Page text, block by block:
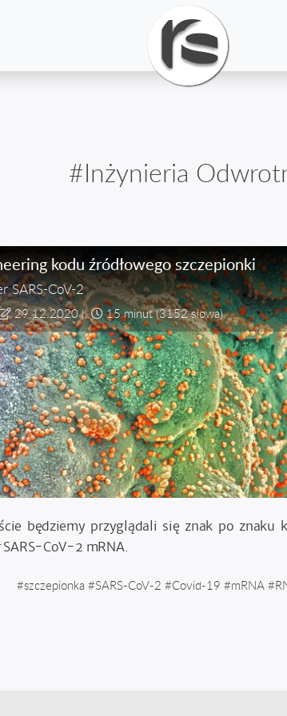
#Inżynieria
kodu źródłowego szczepionki
SARS-CoV-2
29.12.2020 | 15 minut (3152 słowa)
będziemy przyglądali się znak po znaku
CoV-2 mRNA.
#szczepionka #SARS-CoV-2 #Covid-19 #mRNA #